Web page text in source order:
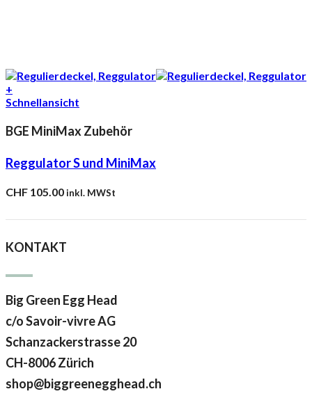
+
Schnellansicht
BGE MiniMax Zubehör
Reggulator S und MiniMax
CHF 105.00inkl. MWSt
KONTAKT
Big Green Egg Head
c/o Savoir-vivre AG
Schanzackerstrasse 20
CH-8006 Zürich
shop@biggreenegghead.ch